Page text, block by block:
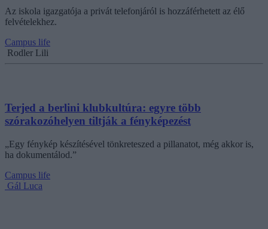
Az iskola igazgatója a privát telefonjáról is hozzáférhetett az élő
felvételekhez.
Campus life
Rodler Lili
Terjed a berlini klubkultúra: egyre több
szórakozóhelyen tiltják a fényképezést
„Egy fénykép készítésével tönkreteszed a pillanatot, még akkor is,
ha dokumentálod.”
Campus life
Gál Luca